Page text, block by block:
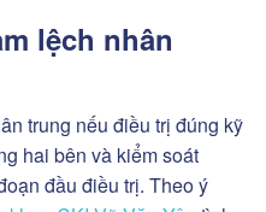
lệch nhân
trung nếu điều trị đúng kỹ
hai bên và kiểm soát
đầu điều trị. Theo ý